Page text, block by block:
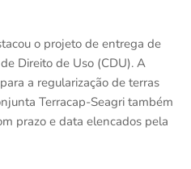
o projeto de entrega de
Direito de Uso (CDU). A
a regularização de terras
Terracap-Seagri também
prazo e data elencados pela